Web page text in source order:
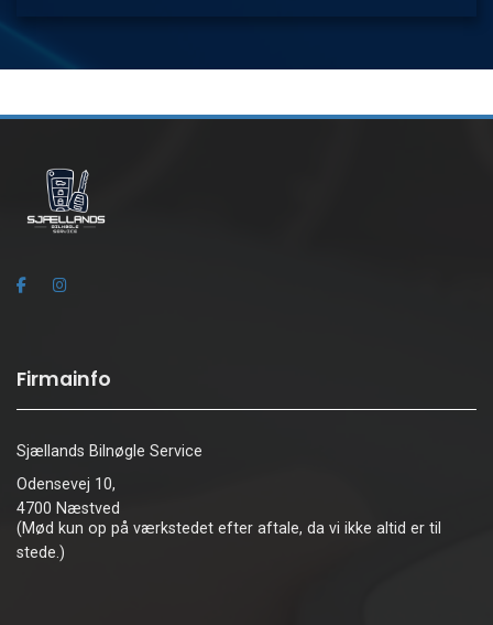
Firmainfo
Sjællands Bilnøgle Service
Odensevej 10,
4700 Næstved
(Mød kun op på værkstedet efter aftale, da vi ikke altid er til
stede.)